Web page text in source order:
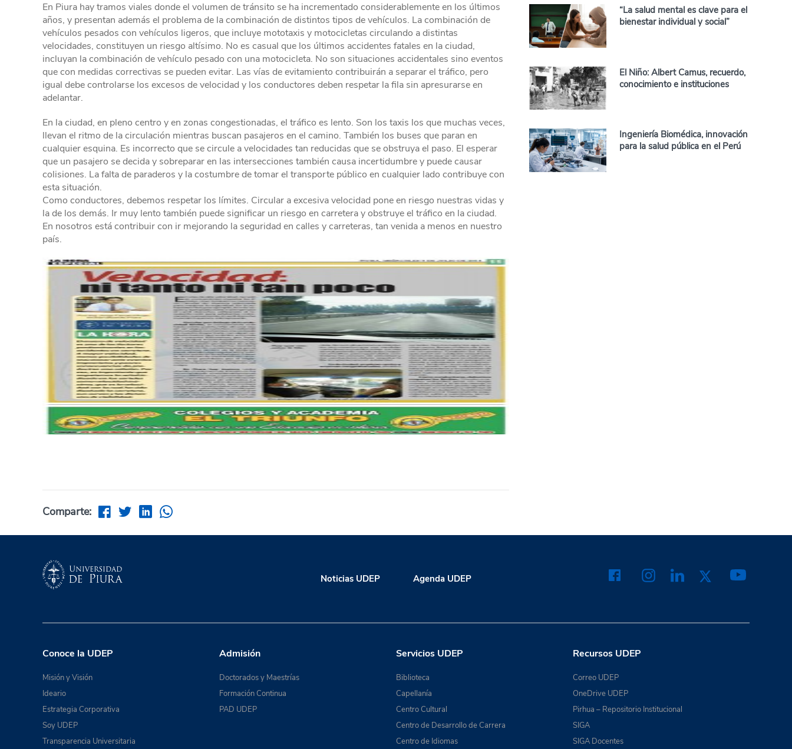
En Piura hay tramos viales donde el volumen de tránsito se ha incrementado considerablemente en los últimos
años, y presentan además el problema de la combinación de distintos tipos de vehículos. La combinación de
vehículos pesados con vehículos ligeros, que incluye mototaxis y motocicletas circulando a distintas
velocidades, constituyen un riesgo altísimo. No es casual que los últimos accidentes fatales en la ciudad,
incluyan la combinación de vehículo pesado con una motocicleta. No son situaciones accidentales sino eventos
que con medidas correctivas se pueden evitar. Las vías de evitamiento contribuirán a separar el tráfico, pero
igual debe controlarse los excesos de velocidad y los conductores deben respetar la fila sin apresurarse en
adelantar.
En la ciudad, en pleno centro y en zonas congestionadas, el tráfico es lento. Son los taxis los que muchas veces,
llevan el ritmo de la circulación mientras buscan pasajeros en el camino. También los buses que paran en
cualquier esquina. Es incorrecto que se circule a velocidades tan reducidas que se obstruya el paso. El esperar
que un pasajero se decida y sobreparar en las intersecciones también causa incertidumbre y puede causar
colisiones. La falta de paraderos y la costumbre de tomar el transporte público en cualquier lado contribuye con
esta situación.
Como conductores, debemos respetar los límites. Circular a excesiva velocidad pone en riesgo nuestras vidas y
la de los demás. Ir muy lento también puede significar un riesgo en carretera y obstruye el tráfico en la ciudad.
En nosotros está contribuir con ir mejorando la seguridad en calles y carreteras, tan venida a menos en nuestro
país.
Comparte:
“La salud mental es clave para el
bienestar individual y social”
El Niño: Albert Camus, recuerdo,
conocimiento e instituciones
Ingeniería Biomédica, innovación
para la salud pública en el Perú
Noticias UDEP Agenda UDEP
Conoce la UDEP
Misión y Visión
Ideario
Estrategia Corporativa
Soy UDEP
Transparencia Universitaria
Admisión
Doctorados y Maestrías
Formación Continua
PAD UDEP
Servicios UDEP
Biblioteca
Capellanía
Centro Cultural
Centro de Desarrollo de Carrera
Centro de Idiomas
Recursos UDEP
Correo UDEP
OneDrive UDEP
Pirhua – Repositorio Institucional
SIGA
SIGA Docentes